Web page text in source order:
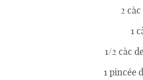
Mes amis en
Recettes
2
1
1/2 càc
1 pincée